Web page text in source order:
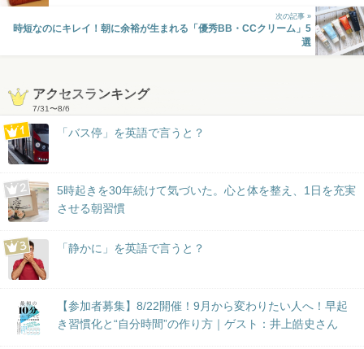
次の記事 »
時短なのにキレイ！朝に余裕が生まれる「優秀BB・CCクリーム」5
選
アクセスランキング
7/31〜8/6
「バス停」を英語で言うと？
5時起きを30年続けて気づいた。心と体を整え、1日を充実
させる朝習慣
「静かに」を英語で言うと？
【参加者募集】8/22開催！9月から変わりたい人へ！早起
き習慣化と“自分時間”の作り方｜ゲスト：井上皓史さん